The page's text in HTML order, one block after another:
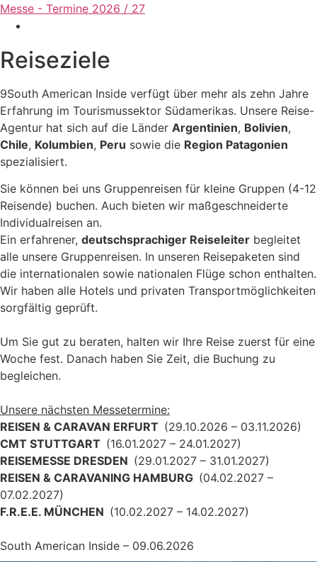
Messe - Termine 2026 / 27
Reiseziele
9South American Inside verfügt über mehr als zehn Jahre
Erfahrung im Tourismussektor Südamerikas. Unsere Reise-
Agentur hat sich auf die Länder Argentinien, Bolivien,
Chile, Kolumbien, Peru sowie die Region Patagonien
spezialisiert.
Sie können bei uns Gruppenreisen für kleine Gruppen (4-12
Reisende) buchen. Auch bieten wir maßgeschneiderte
Individualreisen an.
Ein erfahrener, deutschsprachiger Reiseleiter begleitet
alle unsere Gruppenreisen. In unseren Reisepaketen sind
die internationalen sowie nationalen Flüge schon enthalten.
Wir haben alle Hotels und privaten Transportmöglichkeiten
sorgfältig geprüft.
Um Sie gut zu beraten, halten wir Ihre Reise zuerst für eine
Woche fest. Danach haben Sie Zeit, die Buchung zu
begleichen.
Unsere nächsten Messetermine:
REISEN & CARAVAN ERFURT (29.10.2026 – 03.11.2026)
CMT STUTTGART (16.01.2027 – 24.01.2027)
REISEMESSE DRESDEN (29.01.2027 – 31.01.2027)
REISEN & CARAVANING HAMBURG (04.02.2027 –
07.02.2027)
F.R.E.E. MÜNCHEN (10.02.2027 – 14.02.2027)
South American Inside – 09.06.2026